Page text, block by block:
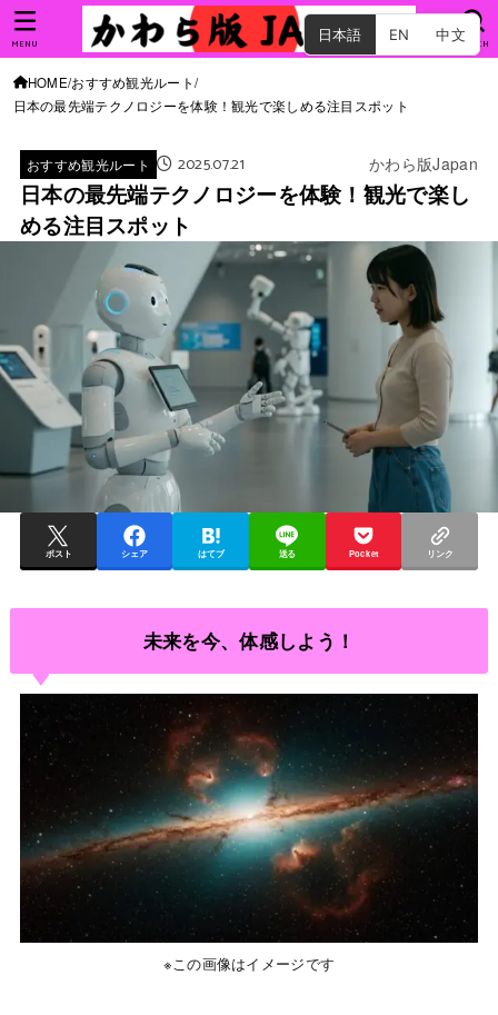
日本語 EN 中文
SEARCH
MENU
HOME おすすめ観光ルート
日本の最先端テクノロジーを体験！観光で楽しめる注目スポット
おすすめ観光ルート 2025.07.21 かわら版Japan
日本の最先端テクノロジーを体験！観光で楽し
める注目スポット
ポスト シェア はてブ 送る Pocket リンク
未来を今、体感しよう！
※この画像はイメージです